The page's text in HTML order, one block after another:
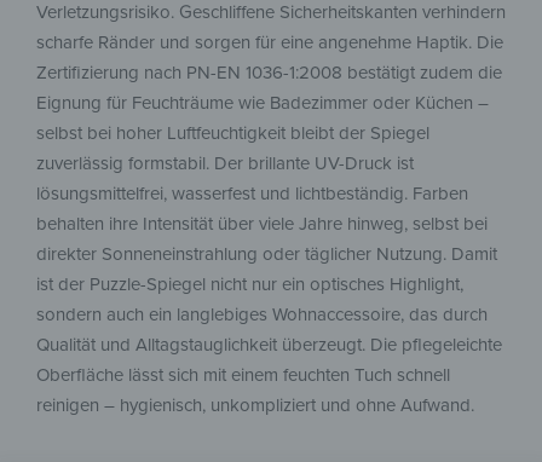
Verletzungsrisiko. Geschliffene Sicherheitskanten verhindern
scharfe Ränder und sorgen für eine angenehme Haptik. Die
Zertifizierung nach PN-EN 1036-1:2008 bestätigt zudem die
Eignung für Feuchträume wie Badezimmer oder Küchen –
selbst bei hoher Luftfeuchtigkeit bleibt der Spiegel
zuverlässig formstabil. Der brillante UV-Druck ist
lösungsmittelfrei, wasserfest und lichtbeständig. Farben
behalten ihre Intensität über viele Jahre hinweg, selbst bei
direkter Sonneneinstrahlung oder täglicher Nutzung. Damit
ist der Puzzle-Spiegel nicht nur ein optisches Highlight,
sondern auch ein langlebiges Wohnaccessoire, das durch
Qualität und Alltagstauglichkeit überzeugt. Die pflegeleichte
Oberfläche lässt sich mit einem feuchten Tuch schnell
reinigen – hygienisch, unkompliziert und ohne Aufwand.